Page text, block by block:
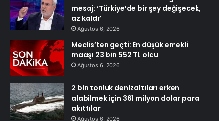
mesaj: ‘Türkiye’de bir şey değişecek,
az kaldı’
Ağustos 6, 2026
Meclis’ten geçti: En düşük emekli
maaşı 23 bin 552 TL oldu
Ağustos 6, 2026
2 bin tonluk denizaltıları erken
alabilmek için 361 milyon dolar para
akıttılar
Ağustos 6, 2026